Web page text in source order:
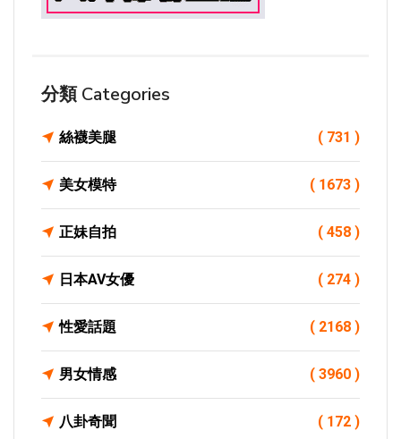
分類 Categories
絲襪美腿 ( 731 )
美女模特 ( 1673 )
正妹自拍 ( 458 )
日本AV女優 ( 274 )
性愛話題 ( 2168 )
男女情感 ( 3960 )
八卦奇聞 ( 172 )